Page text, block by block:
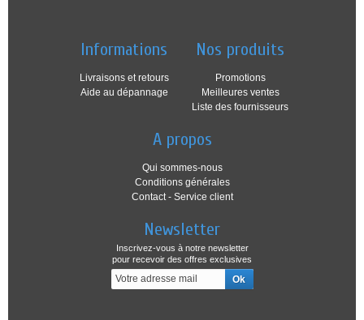
Informations
Livraisons et retours
Aide au dépannage
Nos produits
Promotions
Meilleures ventes
Liste des fournisseurs
A propos
Qui sommes-nous
Conditions générales
Contact - Service client
Newsletter
Inscrivez-vous à notre newsletter
pour recevoir des offres exclusives